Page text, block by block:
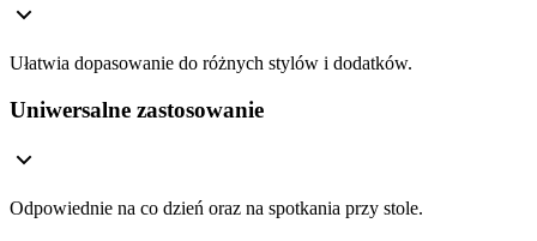
Ułatwia dopasowanie do różnych stylów i dodatków.
Uniwersalne zastosowanie
Odpowiednie na co dzień oraz na spotkania przy stole.